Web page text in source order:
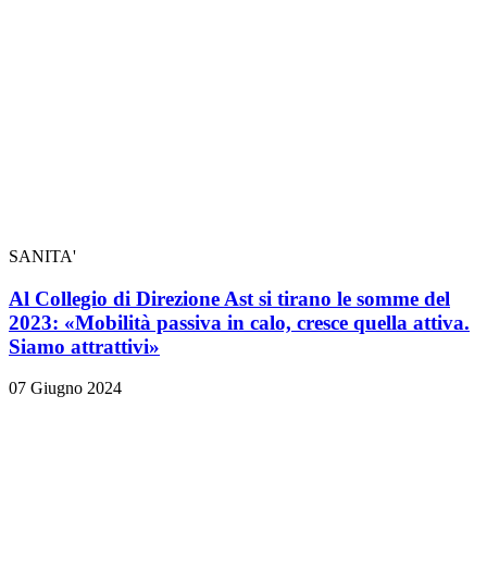
SANITA'
Al Collegio di Direzione Ast si tirano le somme del
2023: «Mobilità passiva in calo, cresce quella attiva.
Siamo attrattivi»
07 Giugno 2024